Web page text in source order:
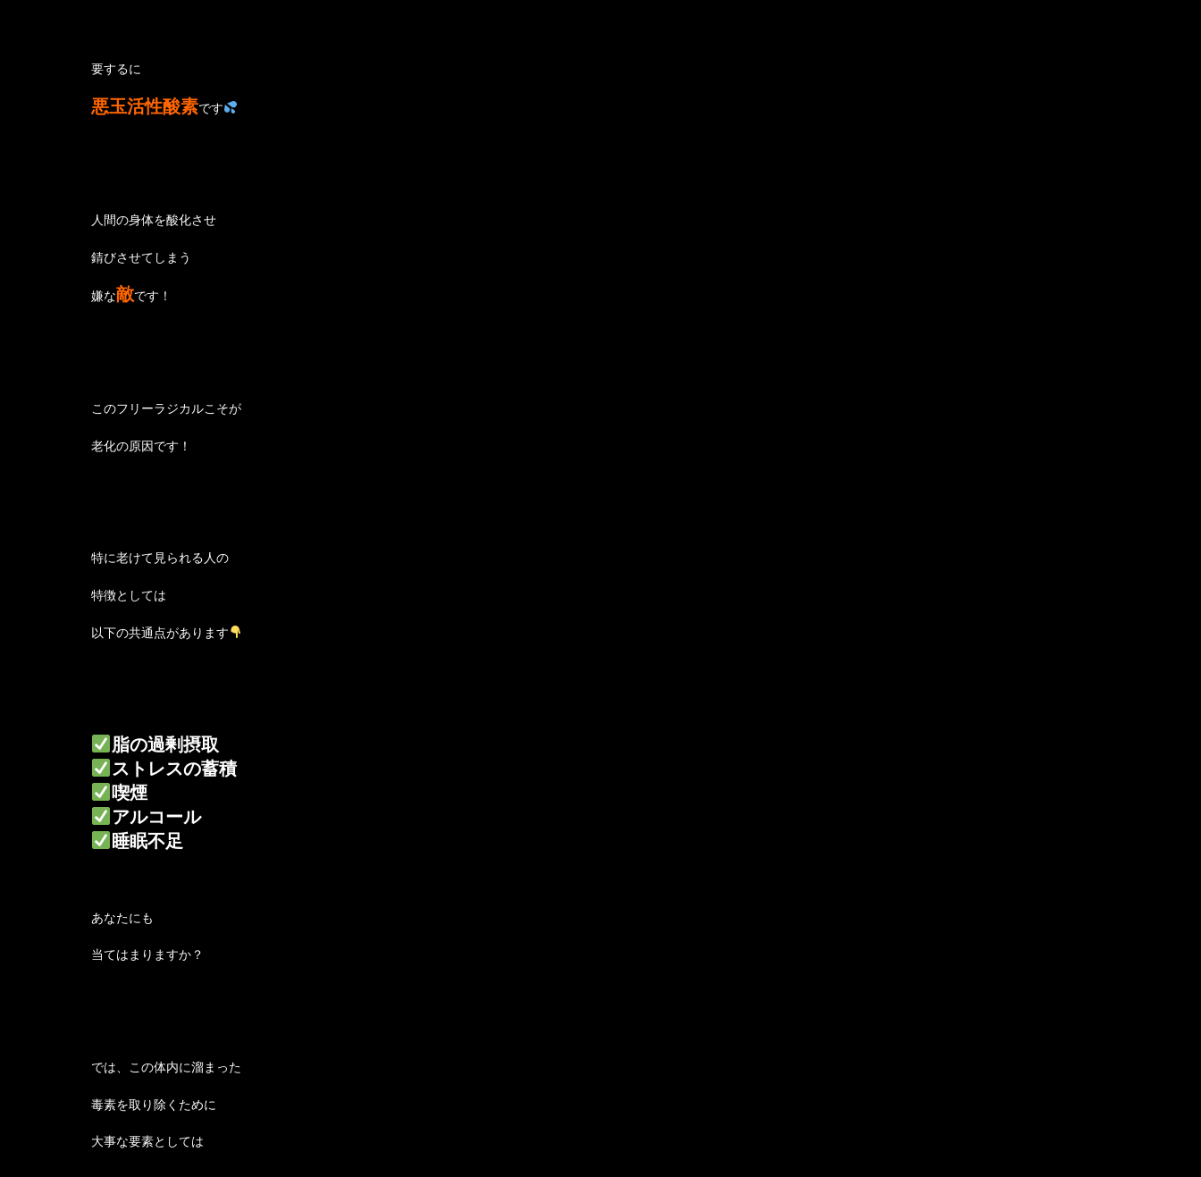
要するに
悪玉活性酸素です
人間の身体を酸化させ
錆びさせてしまう
嫌な敵です！
このフリーラジカルこそが
老化の原因です！
特に老けて見られる人の
特徴としては
以下の共通点があります
脂の過剰摂取
ストレスの蓄積
喫煙
アルコール
睡眠不足
あなたにも
当てはまりますか？
では、この体内に溜まった
毒素を取り除くために
大事な要素としては